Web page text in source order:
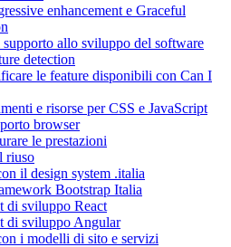
enhancement e Graceful
allo sviluppo del software
detection
le feature disponibili con Can I
e risorse per CSS e JavaScript
browser
le prestazioni
riuso
il design system .italia
Bootstrap Italia
di sviluppo React
di sviluppo Angular
i modelli di sito e servizi